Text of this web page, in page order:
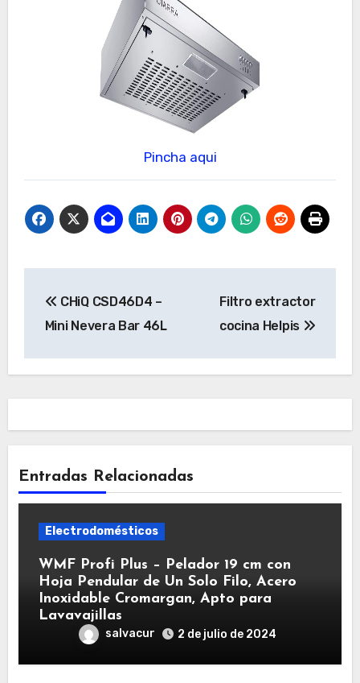
Pincha aqui
de
CHiQ CSD46D4 –
Mini Nevera Bar 46L
Filtro extractor
cocina Helpis
Entradas Relacionadas
Electrodomésticos
WMF Profi Plus – Pelador 19 cm con
Hoja Pendular de Un Solo Filo, Acero
Inoxidable Cromargan, Apto para
Lavavajillas
salvacur 2 de julio de 2024